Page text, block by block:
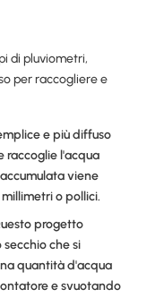
di pluviometri,
per raccogliere e
e più diffuso
raccoglie l'acqua
viene
o pollici.
progetto
che si
quantità d'acqua
e svuotando